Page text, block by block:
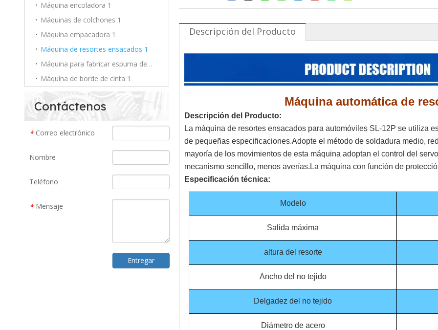
Máquina encoladora 1
Máquinas de colchones 1
Máquina empacadora 1
Máquina de resortes ensacados 1
Máquina para fabricar espuma de PU 1
Máquina de borde de cinta 1
Contáctenos
* Correo electrónico
Nombre
Teléfono
* Mensaje
Entregar
Descripción del Producto
Máquina automática de
Descripción del Producto:
La máquina de resortes ensacados para automóviles SL-12P se utiliza
de pequeñas especificaciones.Adopte el método de soldadura medio,
mayoría de los movimientos de esta máquina adoptan el control del
mecanismo sencillo, menos averías.La máquina con función de
Especificación técnica:
Modelo
Salida máxima
altura del resorte
Ancho del no tejido
Delgadez del no tejido
Diámetro de acero